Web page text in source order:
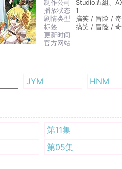
制作公司
Studio五組、
播放状态
1
剧情类型
搞笑 / 冒险 /
标签
搞笑 / 冒险 /
更新时间
官方网站
JYM HNM
第11集
第05集